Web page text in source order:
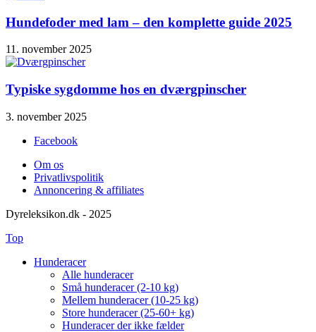
Hundefoder med lam – den komplette guide 2025
11. november 2025
Typiske sygdomme hos en dværgpinscher
3. november 2025
Facebook
Om os
Privatlivspolitik
Annoncering & affiliates
Dyreleksikon.dk - 2025
Top
Hunderacer
Alle hunderacer
Små hunderacer (2-10 kg)
Mellem hunderacer (10-25 kg)
Store hunderacer (25-60+ kg)
Hunderacer der ikke fælder